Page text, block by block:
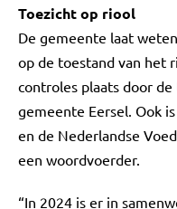
Toezicht op riool
De gemeente laat
op de toestand van het
controles plaats door
gemeente Eersel. Ook
en de Nederlandse
een woordvoerder.
“In 2024 is er in